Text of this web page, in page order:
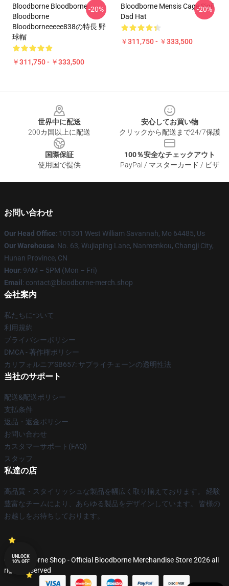
Bloodborne Bloodborne
Bloodborne
Bloodborneeeee838の特長 野
球帽
￥311,750 - ￥333,500
-20%
Bloodborne Mensis Cage Sigil
Dad Hat
￥311,750 - ￥333,500
-20%
世界中に配送
200カ国以上に配送
安心してお買い物
クリックから配送まで24/7保護
国際保証
使用国で提供
100％安全なチェックアウト
PayPal / マスターカード / ビザ
お問い合わせ
Our Head Office: 101301 West William Savannah, Mo 64485, Us
Our Warehouse: No. 63, Wujiaping Lane, Nanmenkou, Changji City,
Hunan Province, CN
Hour: 9AM – 5PM (Mon – Fri)
Email : contact@bloodborne-merch.shop
会社案内
私たちについて
利用規約
プライバシーポリシー
DMCA - 著作権ポリシー
カリフォルニアSB657: サプライチェーンの透明性法
当社のサポート
配送&配送ポリシー
支払条件
返品・返金ポリシー
お問い合わせ
カスタマーサポート(FAQ)
スタッフ
私達の店
高品質・スタイリッシュな製品を幅広く取り揃えております。 経験
豊富なチームにより、あらゆる製品をデザインしています。 皆様の
お越しをお待ちしております。
© Bloodborne Shop - Official Bloodborne Merchandise Store 2026 all
rights reserved
UNLOCK
10% OFF